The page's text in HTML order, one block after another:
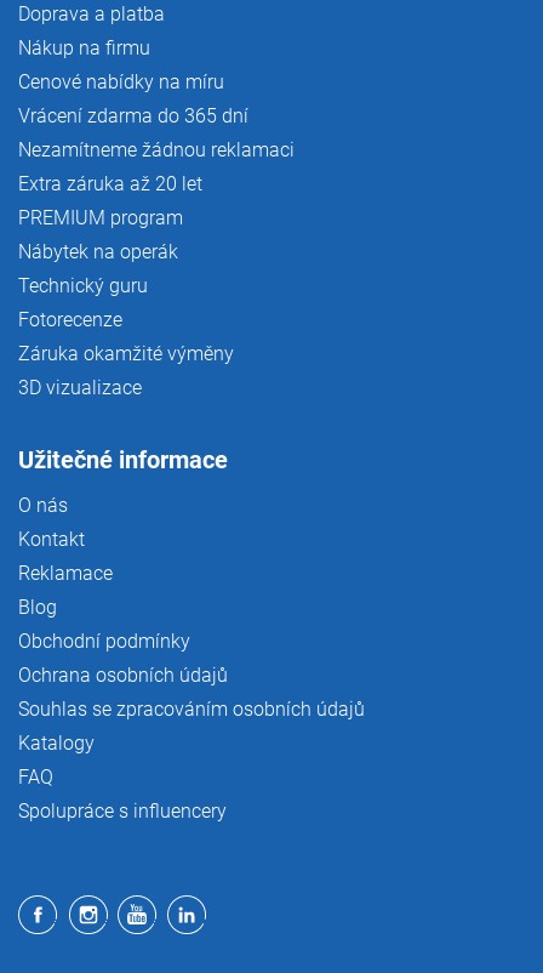
Doprava a platba
Nákup na firmu
Cenové nabídky na míru
Vrácení zdarma do 365 dní
Nezamítneme žádnou reklamaci
Extra záruka až 20 let
PREMIUM program
Nábytek na operák
Technický guru
Fotorecenze
Záruka okamžité výměny
3D vizualizace
Užitečné informace
O nás
Kontakt
Reklamace
Blog
Obchodní podmínky
Ochrana osobních údajů
Souhlas se zpracováním osobních údajů
Katalogy
FAQ
Spolupráce s influencery